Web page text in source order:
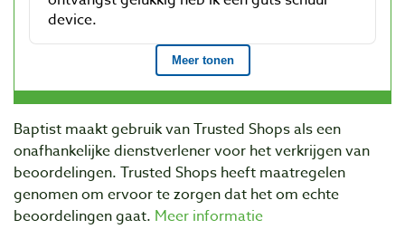
Baptist maakt gebruik van Trusted Shops als een
onafhankelijke dienstverlener voor het verkrijgen van
beoordelingen. Trusted Shops heeft maatregelen
genomen om ervoor te zorgen dat het om echte
beoordelingen gaat. Meer informatie